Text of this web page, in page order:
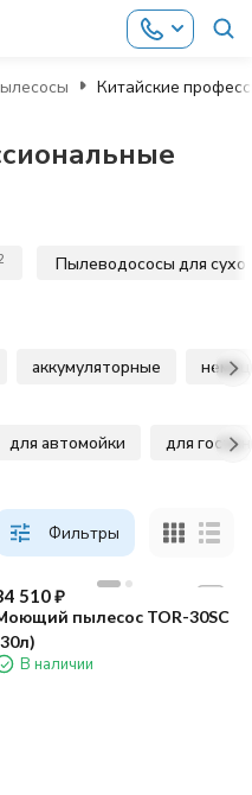
Китайские
Пылеводососы для
аккумуляторные
для автомойки для
Фильтры
510₽
пылесос TOR-30SC
В наличии